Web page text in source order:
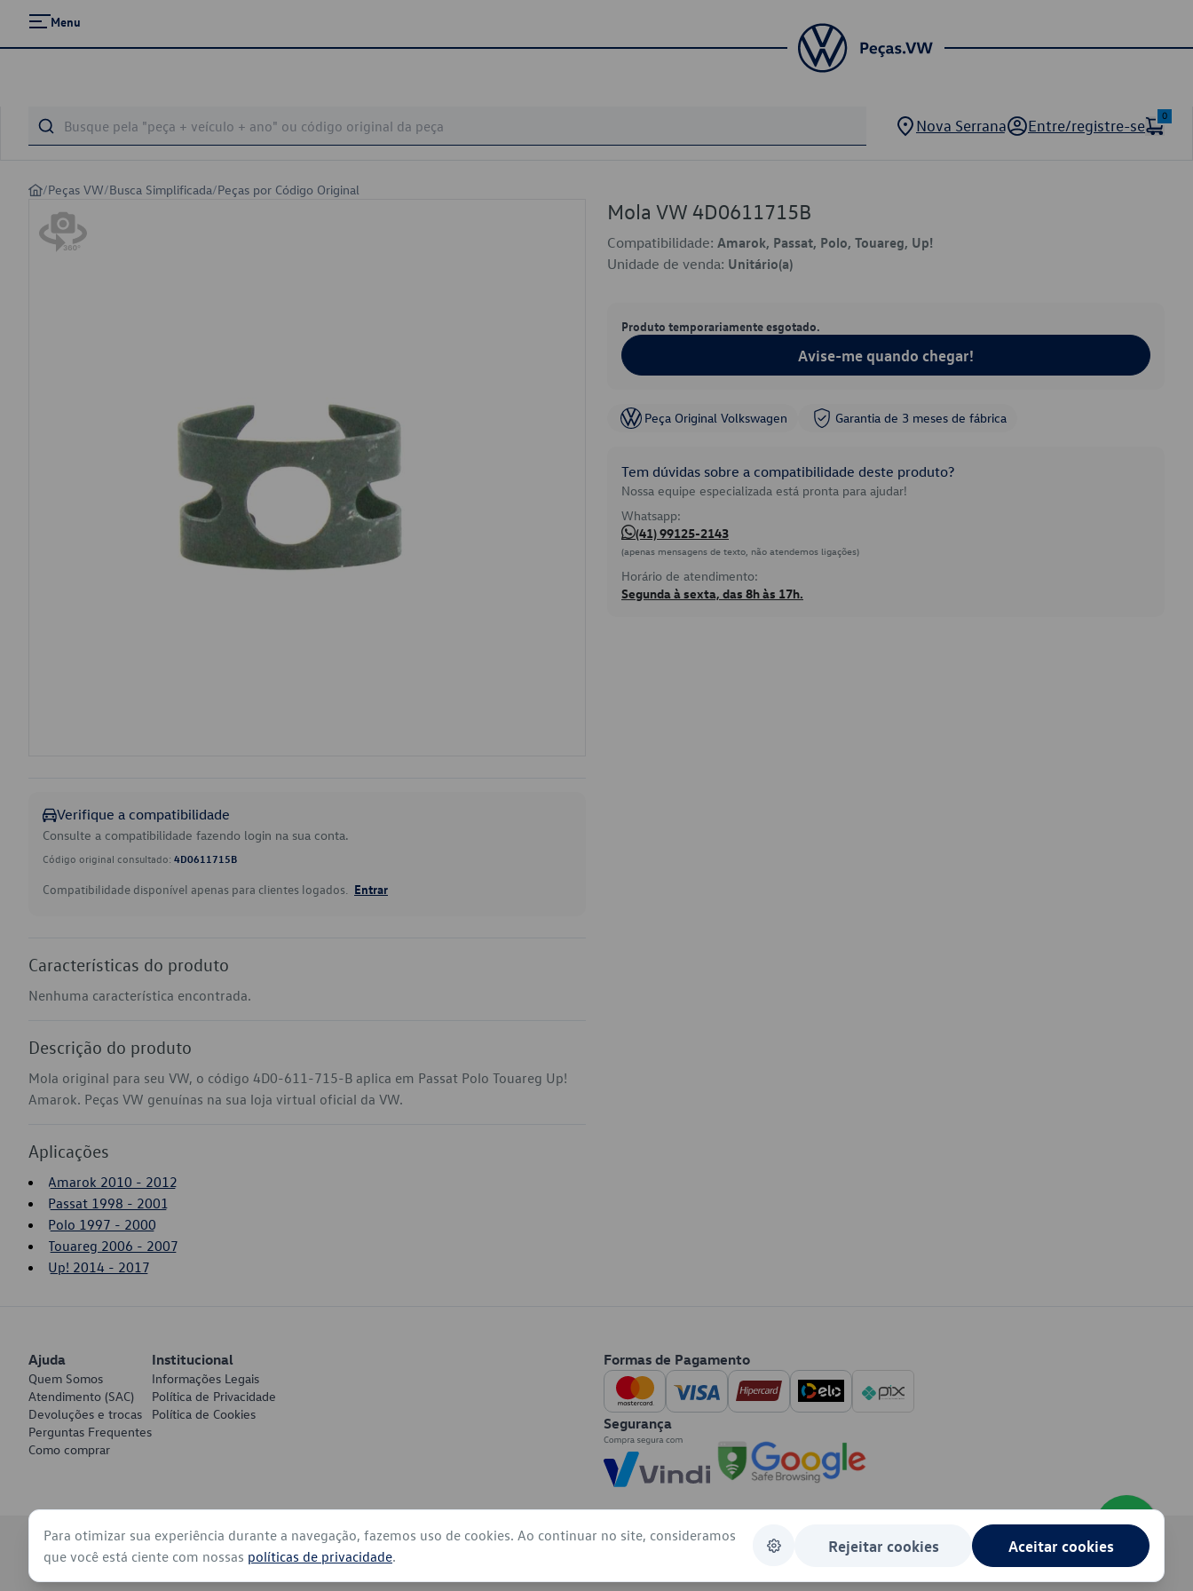
Menu
Nova Serrana Entre/registre-se
0
/Peças VW/Busca Simplificada/Peças por Código Original
Verifique a compatibilidade
Consulte a compatibilidade fazendo login na sua conta.
Código original consultado: 4D0611715B
Compatibilidade disponível apenas para clientes logados. Entrar
Características do produto
Nenhuma característica encontrada.
Descrição do produto
Mola original para seu VW, o código 4D0-611-715-B aplica em Passat Polo Touareg Up!
Amarok. Peças VW genuínas na sua loja virtual oficial da VW.
Aplicações
Amarok 2010 - 2012
Passat 1998 - 2001
Polo 1997 - 2000
Touareg 2006 - 2007
Up! 2014 - 2017
Mola VW 4D0611715B
Compatibilidade: Amarok, Passat, Polo, Touareg, Up!
Unidade de venda: Unitário(a)
Produto temporariamente esgotado.
Avise-me quando chegar!
Peça Original Volkswagen Garantia de 3 meses de fábrica
Tem dúvidas sobre a compatibilidade deste produto?
Nossa equipe especializada está pronta para ajudar!
Whatsapp:
(41) 99125-2143
(apenas mensagens de texto, não atendemos ligações)
Horário de atendimento:
Segunda à sexta, das 8h às 17h.
Ajuda
Quem Somos
Atendimento (SAC)
Devoluções e trocas
Perguntas Frequentes
Como comprar
Institucional
Informações Legais
Política de Privacidade
Política de Cookies
Formas de Pagamento
Segurança
© 2026 - Volkswagen do Brasil - Todos os direitos reservados
Para otimizar sua experiência durante a navegação, fazemos uso de cookies. Ao continuar no site, consideramos
que você está ciente com nossas políticas de privacidade.
Rejeitar cookies Aceitar cookies